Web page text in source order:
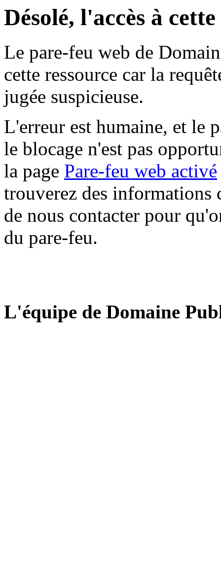
Désolé, l'accès à
Le pare-feu web de
cette ressource car la
jugée suspicieuse.
L'erreur est humaine, et le
le blocage n'est pas
la page Pare-feu web activé
trouverez des informations
de nous contacter pour
du pare-feu.
L'équipe de Domaine